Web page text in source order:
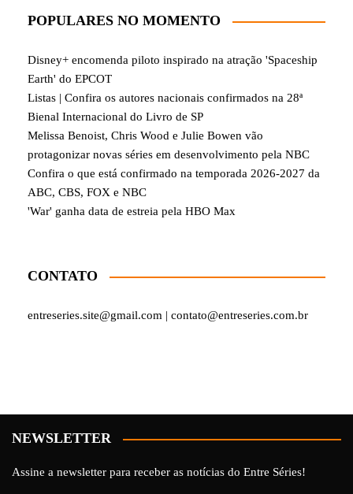
POPULARES NO MOMENTO
Disney+ encomenda piloto inspirado na atração 'Spaceship
Earth' do EPCOT
Listas | Confira os autores nacionais confirmados na 28ª
Bienal Internacional do Livro de SP
Melissa Benoist, Chris Wood e Julie Bowen vão
protagonizar novas séries em desenvolvimento pela NBC
Confira o que está confirmado na temporada 2026-2027 da
ABC, CBS, FOX e NBC
'War' ganha data de estreia pela HBO Max
CONTATO
entreseries.site@gmail.com | contato@entreseries.com.br
NEWSLETTER
Assine a newsletter para receber as notícias do Entre Séries!